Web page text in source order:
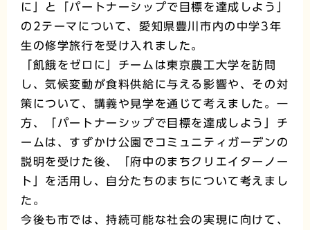
に」と「パートナーシップで目標を達成しよう」
の2テーマについて、愛知県豊川市内の中学3年
生の修学旅行を受け入れました。
「飢餓をゼロに」チームは東京農工大学を訪問
し、気候変動が食料供給に与える影響や、その対
策について、講義や見学を通じて考えました。一
方、「パートナーシップで目標を達成しよう」チ
ームは、すずかけ公園でコミュニティガーデンの
説明を受けた後、「府中のまちクリエイターノー
ト」を活用し、自分たちのまちについて考えまし
た。
今後も市では、持続可能な社会の実現に向けて、